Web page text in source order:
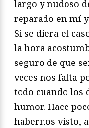
largo y nudoso
reparado en mí
Si se diera el
la hora
seguro de que
veces nos falta
todo cuando los
humor. Hace
habernos visto,